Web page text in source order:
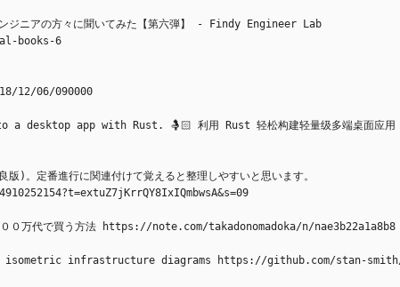
ンジニアの方々に聞いてみた【第六弾】 - Findy Engineer Lab
books-6
12/06/090000
desktop app with Rust. 🤱🏻 利用 Rust 轻松构建轻量级多端桌面应用
)。定番進行に関連付けて覚えると整理しやすいと思います。
０００万代で買う方法 https://note.com/takadonomadoka/n/nae3b22a1a8b8
isometric infrastructure diagrams https://github.com/stan-smith/